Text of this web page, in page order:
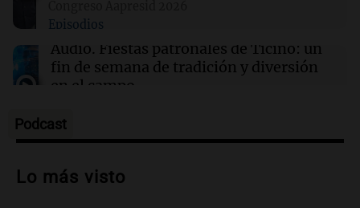
01:29 Ciencia
Contaminación del aire podría agravar la
artritis reumatoide y provocar brotes
dolorosos
Episodios
Audio. Fiestas patronales de Ticino: un
fin de semana de tradición y diversión
en el campo
Episodios
Audio.Preparativos para la feria en La
de apertura
Podcast
Lo más visto